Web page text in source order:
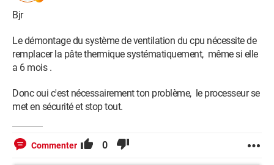
Bjr
Le démontage du système de ventilation du cpu nécessite de
remplacer la pâte thermique systématiquement, même si elle
a 6 mois .
Donc oui c'est nécessairement ton problème, le processeur se
met en sécurité et stop tout.
Commenter 0